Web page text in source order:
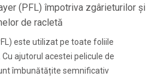
(PFL) împotriva zgârieturilor și
de racletă
este utilizat pe toate foliile
ajutorul acestei pelicule de
îmbunătățite semnificativ